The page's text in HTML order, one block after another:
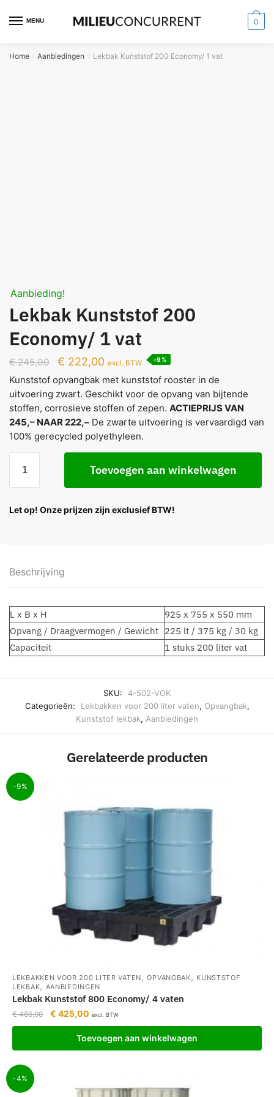
MENU 0
Home / Aanbiedingen / Lekbak Kunststof 200 Economy/ 1 vat
Aanbieding!
Lekbak Kunststof 200
Economy/ 1 vat
€245,00 € 222,00 excl. BTW -9%
Kunststof opvangbak met kunststof rooster in de
uitvoering zwart. Geschikt voor de opvang van bijtende
stoffen, corrosieve stoffen of zepen. ACTIEPRIJS VAN
245,– NAAR 222,– De zwarte uitvoering is vervaardigd van
100% gerecycled polyethyleen.
Toevoegen aan winkelwagen
Let op! Onze prijzen zijn exclusief BTW!
Beschrijving
L x B x H
925 x 755 x 550 mm
Opvang / Draagvermogen / Gewicht 225 lt / 375 kg / 30 kg
Capaciteit
1 stuks 200 liter vat
SKU:
4-502-VOK
Categorieën:
Lekbakken voor 200 liter vaten, Opvangbak,
Kunststof lekbak, Aanbiedingen
Gerelateerde producten
-9%
LEKBAKKEN VOOR 200 LITER VATEN,OPVANGBAK, KUNSTSTOF
LEKBAK, AANBIEDINGEN
Lekbak Kunststof 800 Economy/ 4 vaten
€466,00 € 425,00 excl. BTW
Toevoegen aan winkelwagen
-4%